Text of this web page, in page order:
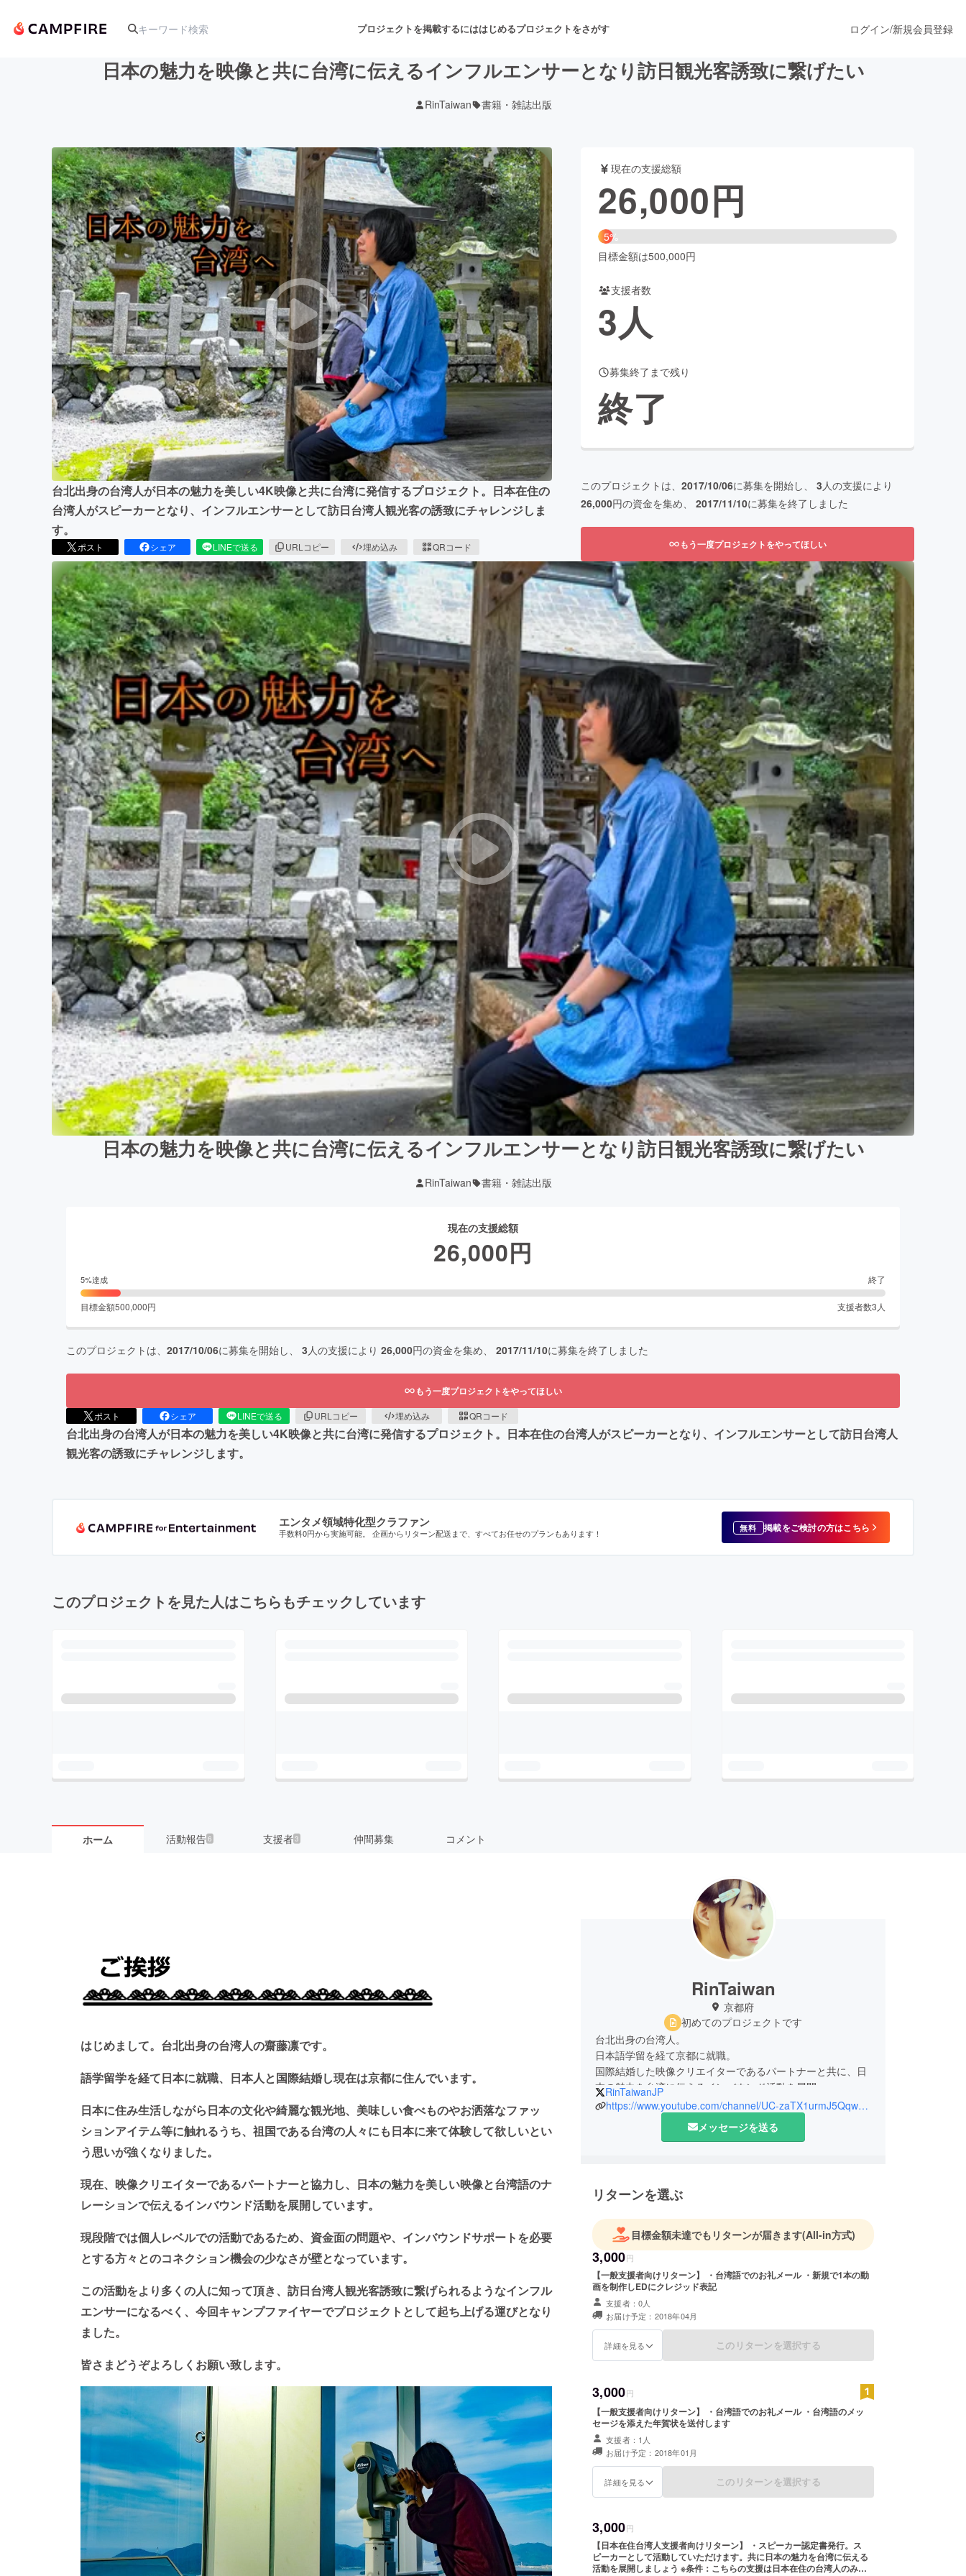
プロジェクトを掲載するにははじめるプロジェクトをさがす
アート・写真 音楽 舞台・パフォーマンス
テクノロジー・ガジェット ゲーム・サービス開発 フード・飲食店 ファッション
映像・映画 書籍・雑誌出版 アニメ・漫画
ビジネス・起業 チャレンジ ビューティー・ヘルスケア
まちづくり・地域活性化
CAMPFIRE for Social GoodCAMPFIRE Creation
CAMPFIREふるさと納税machi-ya コミュニティ
ログイン/新規会員登録
日本の魅力を映像と共に台湾に伝えるインフルエンサーとなり訪日観光客誘致に繋げたい
RinTaiwan 書籍・雑誌出版
台北出身の台湾人が日本の魅力を美しい4K映像と共に台湾に発信するプロジェクト。日本在住の
台湾人がスピーカーとなり、インフルエンサーとして訪日台湾人観光客の誘致にチャレンジしま
す。
ポスト シェア LINEで送る URLコピー 埋め込み QRコード
現在の支援総額
26,000円
5%
目標金額は500,000円
支援者数
3人
募集終了まで残り
終了
このプロジェクトは、 2017/10/06に募集を開始し、 3人の支援により
26,000円の資金を集め、 2017/11/10に募集を終了しました
もう一度プロジェクトをやってほしい
日本の魅力を映像と共に台湾に伝えるインフルエンサーとなり訪日観光客誘致に繋げたい
RinTaiwan 書籍・雑誌出版
現在の支援総額
26,000円
5%達成 終了
目標金額500,000円 支援者数3 人
このプロジェクトは、 2017/10/06に募集を開始し、 3人の支援により 26,000円の資金を集め、 2017/11/10に募集を終了しました
もう一度プロジェクトをやってほしい
ポスト シェア LINEで送る URLコピー 埋め込み QRコード
台北出身の台湾人が日本の魅力を美しい4K映像と共に台湾に発信するプロジェクト。日本在住の台湾人がスピーカーとなり、インフルエンサーとして訪日台湾人
観光客の誘致にチャレンジします。
エンタメ領域特化型クラファン
手数料0円から実施可能。 企画からリターン配送まで、すべてお任せのプランもあります！ 無料 掲載をご検討の方はこちら
このプロジェクトを見た人はこちらもチェックしています
ホーム 活動報告6 支援者3 仲間募集 コメント
はじめまして。台北出身の台湾人の齋藤凛です。
語学留学を経て日本に就職、日本人と国際結婚し現在は京都に住んでいます。
日本に住み生活しながら日本の文化や綺麗な観光地、美味しい食べものやお洒落なファッ
ションアイテム等に触れるうち、祖国である台湾の人々にも日本に来て体験して欲しいとい
う思いが強くなりました。
現在、映像クリエイターであるパートナーと協力し、日本の魅力を美しい映像と台湾語のナ
レーションで伝えるインバウンド活動を展開しています。
現段階では個人レベルでの活動であるため、資金面の問題や、インバウンドサポートを必要
とする方々とのコネクション機会の少なさが壁となっています。
この活動をより多くの人に知って頂き、訪日台湾人観光客誘致に繋げられるようなインフル
エンサーになるべく、今回キャンプファイヤーでプロジェクトとして起ち上げる運びとなり
ました。
皆さまどうぞよろしくお願い致します。
RinTaiwan
京都府
初めてのプロジェクトです
台北出身の台湾人。
日本語学留を経て京都に就職。
国際結婚した映像クリエイターであるパートナーと共に、日
本の魅力を台湾に伝えるインバウンド活動を展開。
香美町観光大使。丹波写ガール隊。台湾メディア
『Japaholic』『Taiwan Days』にてライターとして日台間の
RinTaiwanJP
https://www.youtube.com/channel/UC-zaTX1urmJ5QqwuHsCwqsQ
メッセージを送る
リターンを選ぶ
目標金額未達でもリターンが届きます(All-in方式)
3,000円
【一般支援者向けリターン】 ・台湾語でのお礼メール ・新規で1本の動
画を制作しEDにクレジッド表記
支援者：0人
お届け予定：2018年04月
詳細を見る このリターンを選択する
3,000円
【一般支援者向けリターン】 ・台湾語でのお礼メール ・台湾語のメッ
セージを添えた年賀状を送付します
支援者：1人
お届け予定：2018年01月
詳細を見る このリターンを選択する
3,000円
【日本在住台湾人支援者向けリターン】 ・スピーカー認定書発行。ス
ピーカーとして活動していただけます。共に日本の魅力を台湾に伝える
活動を展開しましょう ※条件：こちらの支援は日本在住の台湾人のみ対